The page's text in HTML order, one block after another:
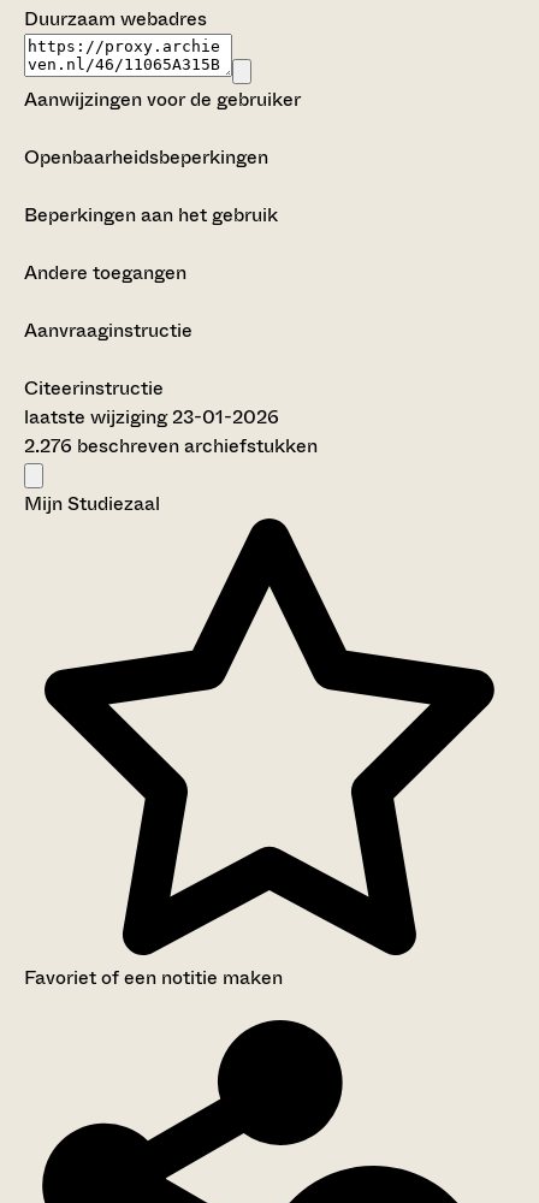
Duurzaam webadres
Aanwijzingen voor de gebruiker
Openbaarheidsbeperkingen
Beperkingen aan het gebruik
Andere toegangen
Aanvraaginstructie
Citeerinstructie
laatste wijziging 23-01-2026
2.276 beschreven archiefstukken
Mijn Studiezaal
Favoriet of een notitie maken